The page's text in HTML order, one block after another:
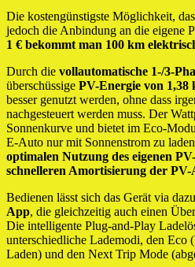
Die kostengünstigste Möglichkeit,
jedoch die Anbindung an die eigene
1 € bekommt man 100 km
Durch die vollautomatische 1-/3-
überschüssige PV-Energie von 1,38
besser genutzt werden, ohne dass
nachgesteuert werden muss. Der
Sonnenkurve und bietet im Eco-
E-Auto nur mit Sonnenstrom zu
optimalen Nutzung des eigenen
schnelleren Amortisierung der PV-
Bedienen lässt sich das Gerät via
App, die gleichzeitig auch einen
Die intelligente Plug-and-Play
unterschiedliche Lademodi, den Eco
Laden) und den Next Trip Mode